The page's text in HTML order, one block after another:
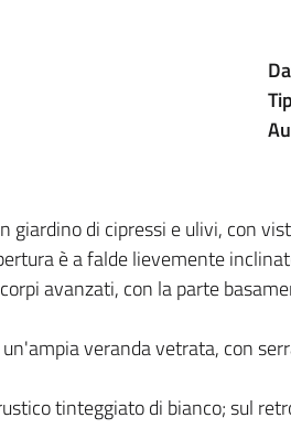
di cipressi e ulivi, con
è a falde lievemente
avanzati, con la parte
veranda vetrata, con
tinteggiato di bianco; sul